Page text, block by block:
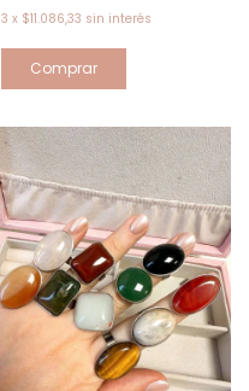
3 x $11.086,33 sin interés